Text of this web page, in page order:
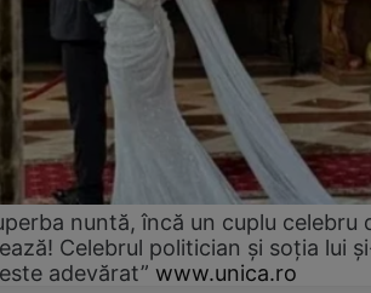
nuntă, încă un cuplu celebru
Celebrul politician și soția lui
adevărat” www.unica.ro